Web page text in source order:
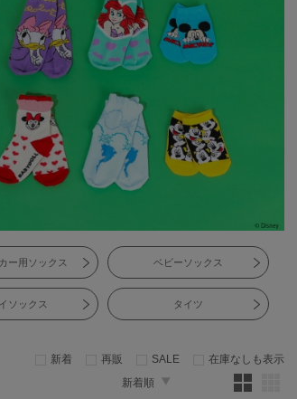
ー用ソックス ベビーソックス
ソックス タイツ
新着 再販 SALE
在庫なしも表示
新着順